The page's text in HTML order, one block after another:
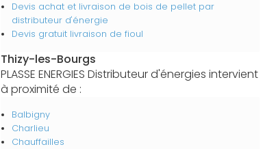
Devis achat et livraison de bois de pellet par
distributeur d'énergie
Devis gratuit livraison de fioul
Thizy-les-Bourgs
PLASSE ENERGIES Distributeur d'énergies intervient
à proximité de :
Balbigny
Charlieu
Chauffailles